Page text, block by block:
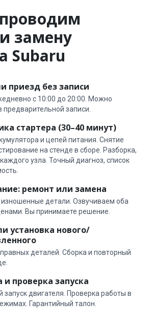
замену
Subaru
приезд без записи
с 10:00 до 20:00. Можно
предварительной записи.
стартера (30–40 минут)
и цепей питания. Снятие
на стенде в сборе. Разборка,
узла. Точный диагноз, список
ремонт или замена
детали. Озвучиваем оба
Вы принимаете решение.
установка нового/
деталей. Сборка и повторный
и проверка запуска
запуск двигателя. Проверка работы в
Гарантийный талон.